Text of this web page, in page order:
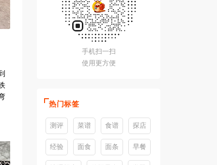
手机扫一扫
使用更方便
热门标签
测评 菜谱 食谱 探店
经验 面食 面条 早餐